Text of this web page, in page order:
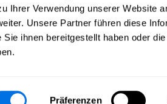
Ihrer Verwendung unserer Website
Unsere Partner führen diese
Sie ihnen bereitgestellt haben oder
Präferenzen